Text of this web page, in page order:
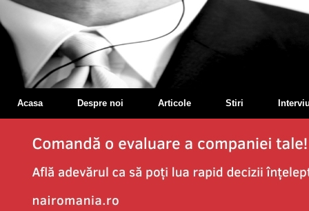
Acasa Despre noi Articole Stiri